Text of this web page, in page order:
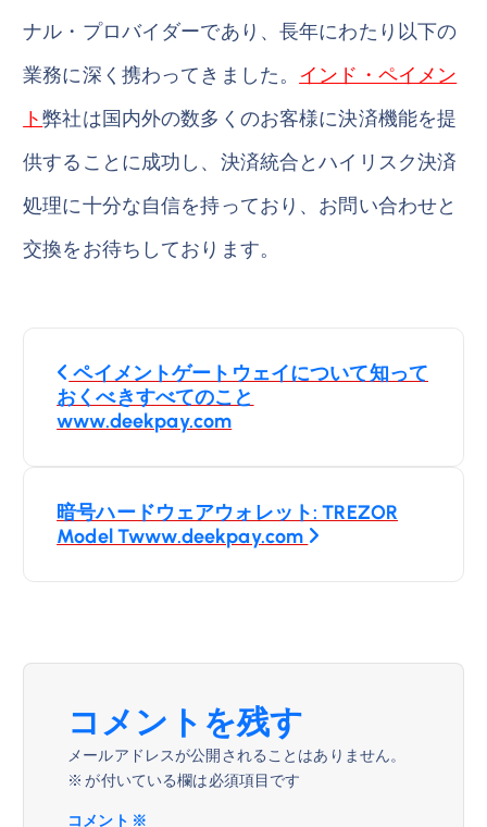
ナル・プロバイダーであり、長年にわたり以下の
業務に深く携わってきました。 インド・ペイメン
ト弊社は国内外の数多くのお客様に決済機能を提
供することに成功し、決済統合とハイリスク決済
処理に十分な自信を持っており、お問い合わせと
交換をお待ちしております。
投
稿
ビ
シ
ペイメントゲートウェイについて知って
おくべきすべてのこと
www.deekpay.com
暗号ハードウェアウォレット: TREZOR
Model Twww.deekpay.com
コメントを残す
メールアドレスが公開されることはありません。
※ が付いている欄は必須項目です
コメント ※